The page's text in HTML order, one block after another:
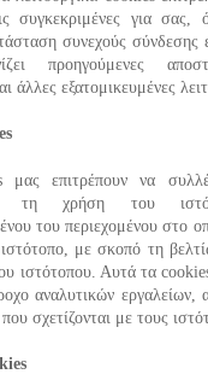
συγκεκριμένες για σας,
συνεχούς σύνδεσης
προηγούμενες
άλλες εξατομικευμένες
επιτρέπουν να
με τη χρήση του
του περιεχομένου στο
ιστότοπο, με σκοπό τη
ιστότοπου. Αυτά τα
αναλυτικών εργαλείων,
σχετίζονται με τους